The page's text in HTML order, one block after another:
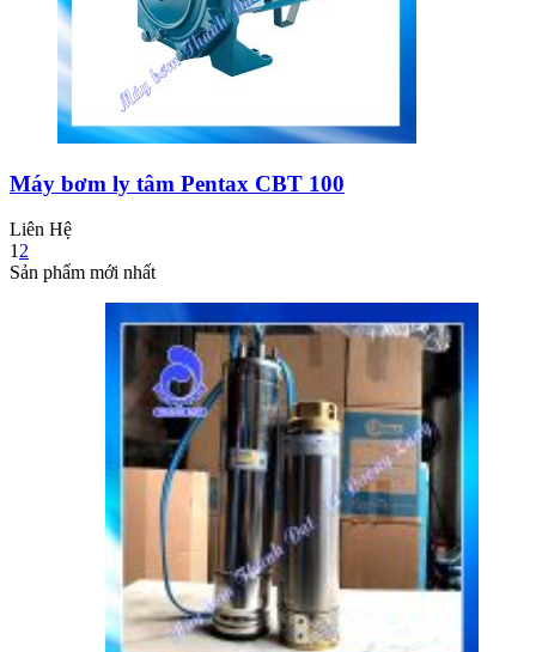
Máy bơm ly tâm Pentax CBT 100
Liên Hệ
1 2
Sản phẩm mới nhất